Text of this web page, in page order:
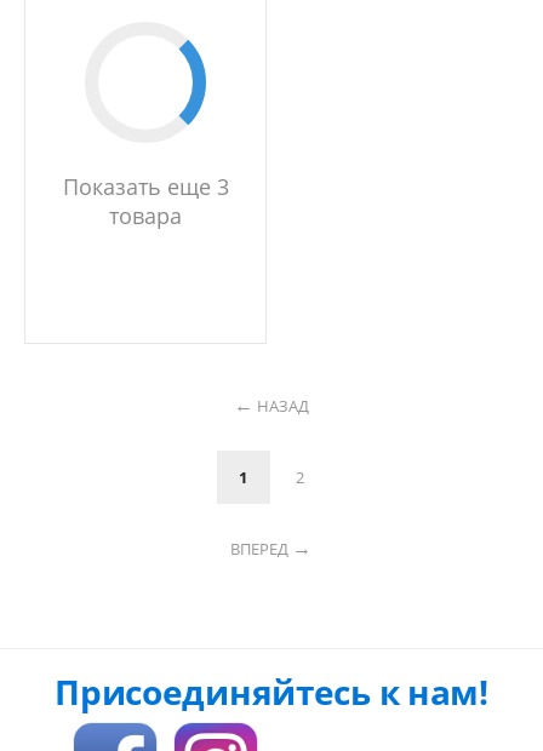
Показать еще 3
товара
НАЗАД
1 2
ВПЕРЕД
Присоединяйтесь к нам!